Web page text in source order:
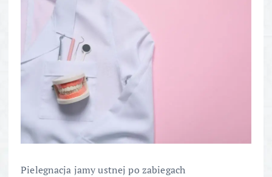
Pielegnacja jamy ustnej po zabiegach